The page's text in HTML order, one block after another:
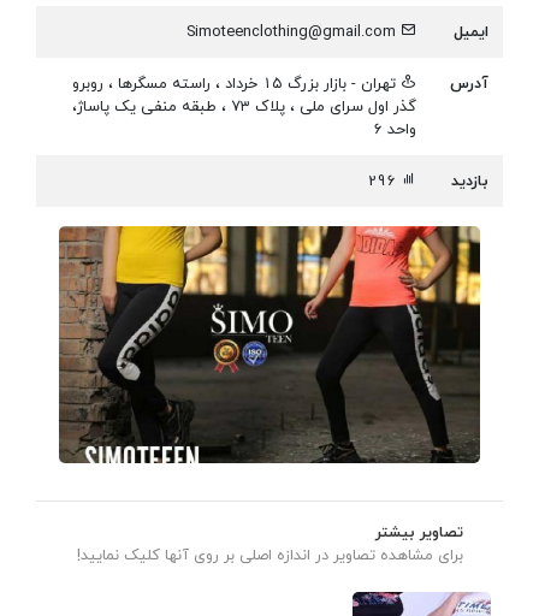
ایمیل
Simoteenclothing@gmail.com
آدرس
تهران - بازار بزرگ ۱۵ خرداد ، راسته مسگرها ، روبرو
گذر اول سرای ملی ، پلاک ۷۳ ، طبقه منفی یک پاساژ،
واحد ۶
بازدید
تصاویر بیشتر
برای مشاهده تصاویر در اندازه اصلی بر روی آنها کلیک نمایید!